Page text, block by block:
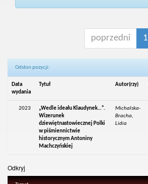
poprzedni 1
Odsłon pozycji:
Data
wydania
Tytuł Autor(rzy)
2023
„Wedle ideału Klaudynek…”.
Wizerunek
dziewiętnastowiecznej Polki
w piśmiennictwie
historycznym Antoniny
Machczyńskiej
Michalska-
Bracha,
Lidia
Odkryj